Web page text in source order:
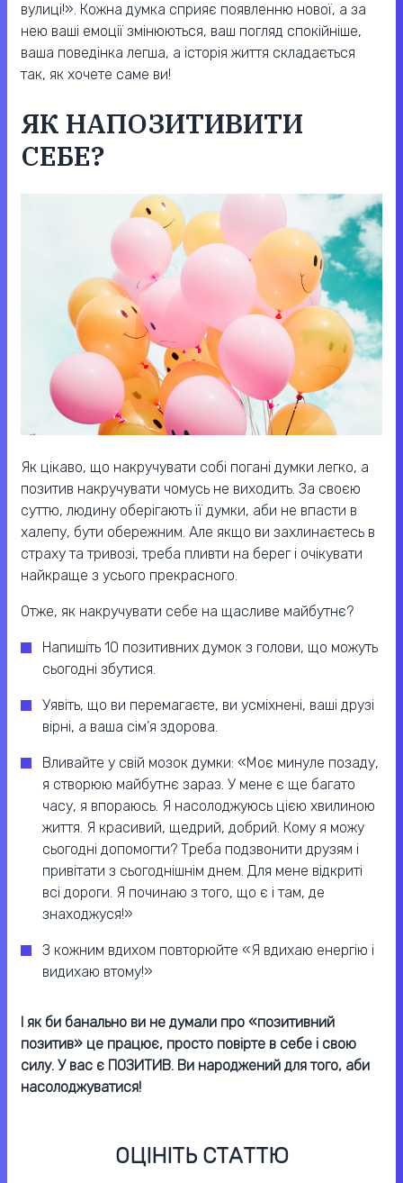
вулиці!». Кожна думка сприяє появленню нової, а за
нею ваші емоції змінюються, ваш погляд спокійніше,
ваша поведінка легша, а історія життя складається
так, як хочете саме ви!
ЯК НАПОЗИТИВИТИ
СЕБЕ?
Як цікаво, що накручувати собі погані думки легко, а
позитив накручувати чомусь не виходить. За своєю
суттю, людину оберігають її думки, аби не впасти в
халепу, бути обережним. Але якщо ви захлинаєтесь в
страху та тривозі, треба пливти на берег і очікувати
найкраще з усього прекрасного.
Отже, як накручувати себе на щасливе майбутнє?
Напишіть 10 позитивних думок з голови, що можуть
сьогодні збутися.
Уявіть, що ви перемагаєте, ви усміхнені, ваші друзі
вірні, а ваша сім’я здорова.
Вливайте у свій мозок думки: «Моє минуле позаду,
я створюю майбутнє зараз. У мене є ще багато
часу, я впораюсь. Я насолоджуюсь цією хвилиною
життя. Я красивий, щедрий, добрий. Кому я можу
сьогодні допомогти? Треба подзвонити друзям і
привітати з сьогоднішнім днем. Для мене відкриті
всі дороги. Я починаю з того, що є і там, де
знаходжуся!»
З кожним вдихом повторюйте «Я вдихаю енергію і
видихаю втому!»
І як би банально ви не думали про «позитивний
позитив» це працює, просто повірте в себе і свою
силу. У вас є ПОЗИТИВ. Ви народжений для того, аби
насолоджуватися!
ОЦІНІТЬ СТАТТЮ